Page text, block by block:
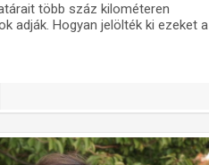
több száz kilométeren
adják. Hogyan jelölték ki ezeket a